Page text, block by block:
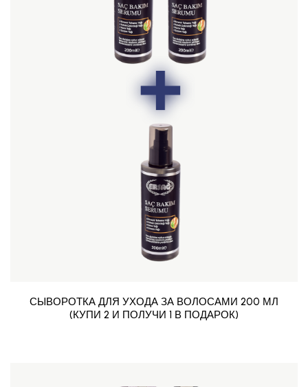
СЫВОРОТКА ДЛЯ УХОДА ЗА ВОЛОСАМИ 200 МЛ
(КУПИ 2 И ПОЛУЧИ 1 В ПОДАРОК)